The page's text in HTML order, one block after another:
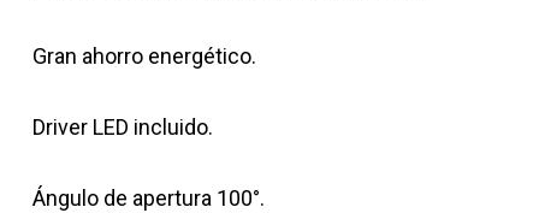
Gran ahorro energético.
Driver LED incluido.
Ángulo de apertura 100°.